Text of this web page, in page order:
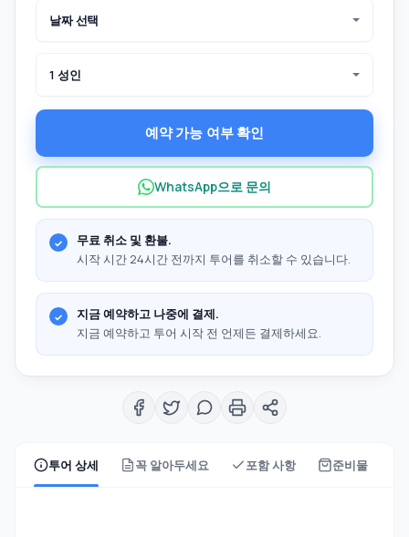
투어 상세 꼭 알아두세요 포함 사항 준비물
날짜 선택
1 성인
예약 가능 여부 확인
WhatsApp으로 문의
무료 취소 및 환불.
시작 시간 24시간 전까지 투어를 취소할 수 있습니다.
지금 예약하고 나중에 결제.
지금 예약하고 투어 시작 전 언제든 결제하세요.